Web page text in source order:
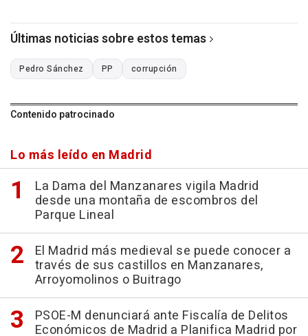
Últimas noticias sobre estos temas
Pedro Sánchez PP corrupción
Contenido patrocinado
Lo más leído en Madrid
La Dama del Manzanares vigila Madrid
desde una montaña de escombros del
Parque Lineal
El Madrid más medieval se puede conocer a
través de sus castillos en Manzanares,
Arroyomolinos o Buitrago
PSOE-M denunciará ante Fiscalía de Delitos
Económicos de Madrid a Planifica Madrid por